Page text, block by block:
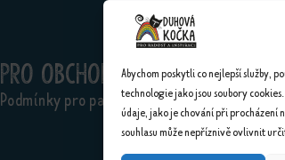
Abychom poskytli co nejlepší služby,
technologie jako jsou soubory
údaje, jako je chování při procházení
souhlasu může nepříznivě ovlivnit
Pro obchodníky
Podmínky pro partnery